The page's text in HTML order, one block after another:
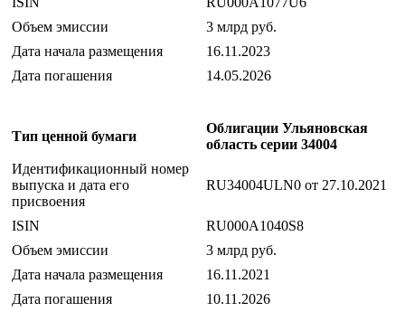
Объем эмиссии
3 млрд руб.
Дата начала размещения
16.11.2023
Дата погашения
14.05.2026
Тип ценной бумаги
Облигации Ульяновская
область серии 34004
Идентификационный номер
выпуска и дата его
присвоения
RU34004ULN0 от 27.10.2021
ISIN
RU000A1040S8
Объем эмиссии
3 млрд руб.
Дата начала размещения
16.11.2021
Дата погашения
10.11.2026